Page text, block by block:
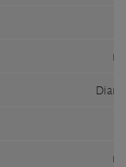
no
Diaria
no